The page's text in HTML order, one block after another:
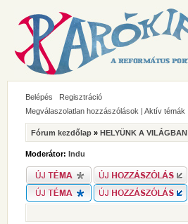
Belépés
Regisztráció
Megválaszolatlan hozzászólások | Aktív témák
Fórum kezdőlap » HELYÜNK A VILÁGBAN
Moderátor: Indu